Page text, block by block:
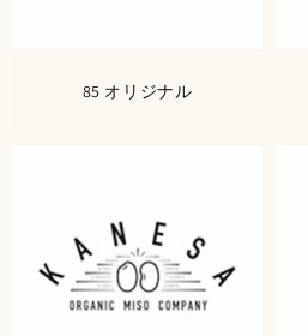
85 オリジナル